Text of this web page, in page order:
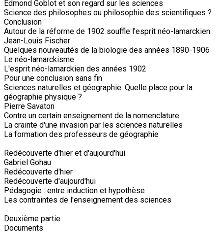
Edmond Goblot et son regard sur les sciences
Science des philosophes ou philosophie des scientifiques ?
Conclusion
Autour de la réforme de 1902 souffle l'esprit néo-lamarckien
Jean-Louis Fischer
Quelques nouveautés de la biologie des années 1890-1906
Le néo-lamarckisme
L'esprit néo-lamarckien des années 1902
Pour une conclusion sans fin
Sciences naturelles et géographie. Quelle place pour la
géographie physique ?
Pierre Savaton
Contre un certain enseignement de la nomenclature
La crainte d'une invasion par les sciences naturelles
La formation des professeurs de géographie
Redécouverte d'hier et d'aujourd'hui
Gabriel Gohau
Redécouverte d'hier
Redécouverte d'aujourd'hui
Pédagogie : entre induction et hypothèse
Les contraintes de l'enseignement des sciences
Deuxième partie
Documents